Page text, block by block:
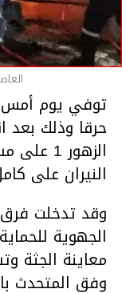
حرقا وذلك بعد
النيران على
وقد تدخلت فرق
الجهوية
معاينة الجثة
وفق المتحدث